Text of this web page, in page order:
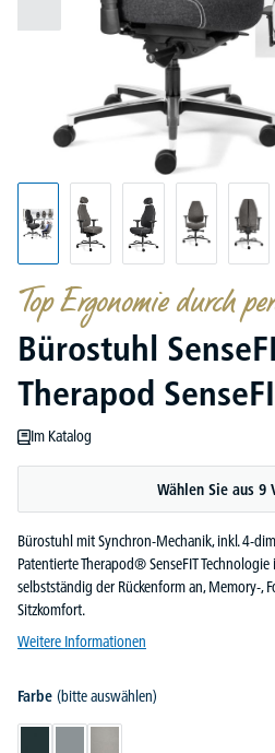
Top Ergonomie durch
Bürostuhl
Therapod
Im Katalog
Wählen Sie aus 9
Bürostuhl mit Synchron-Mechanik, inkl. 4-
Patentierte Therapod® SenseFIT
selbstständig der Rückenform an, Memory-,
Sitzkomfort.
Weitere Informationen
Farbe (bitte auswählen)